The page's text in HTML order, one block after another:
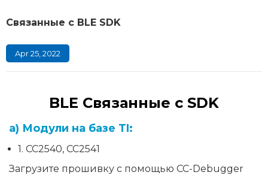
Связанные с BLE SDK
Apr 25, 2022
BLE Связанные с SDK
а) Модули на базе TI:
1. CC2540, CC2541
Загрузите прошивку с помощью CC-Debugger